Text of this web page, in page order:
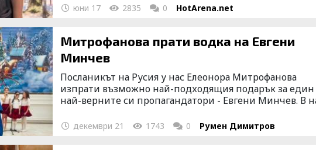
юни 17 2835 0 HotArena.net
Митрофанова прати водка на Евгени
Минчев
Посланикът на Русия у нас Елеонора Митрофанова
изпрати възможно най-подходящия подарък за един
най-верните си пропагандатори - Евгени Минчев. В
декември 21 1743 0 Румен Димитров